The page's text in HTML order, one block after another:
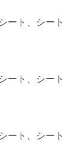
ート、シート
ート、シート
ート、シート